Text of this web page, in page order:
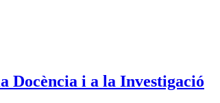
Docència i a la Investigació